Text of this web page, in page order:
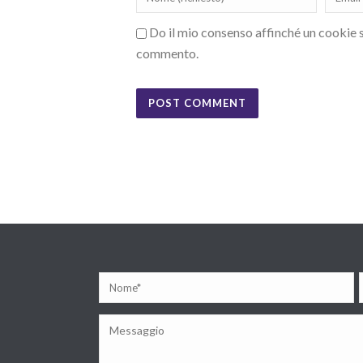
Do il mio consenso affinché un
commento.